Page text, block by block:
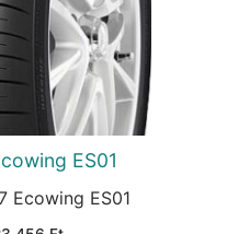
ES01
Ecowing ES01